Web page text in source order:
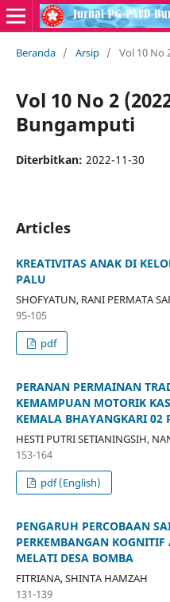
Beranda / Arsip / Vol 10 No
Vol 10 No 2
Bungamputi
Diterbitkan: 2022-11-30
Articles
KREATIVITAS ANAK DI
PALU
SHOFYATUN, RANI PERMATA
95-105
pdf
PERANAN PERMAINAN
KEMAMPUAN MOTORIK
KEMALA BHAYANGKARI 02
HESTI PUTRI SETIANINGSIH,
153-164
pdf (English)
PENGARUH PERCOBAAN
PERKEMBANGAN
MELATI DESA BOMBA
FITRIANA, SHINTA HAMZAH
131-139